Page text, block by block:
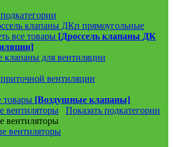
клапаны ДКп прямоугольные
все товары [Дроссель клапаны ДК
клапаны для вентиляции
вентиляции
товары [Воздушные клапаны]
Показать подкатегории
вентиляторы